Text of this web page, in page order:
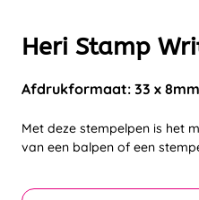
Heri Stamp
Afdrukformaat: 33 x 8mm
Met deze stempelpen is het
van een balpen of een